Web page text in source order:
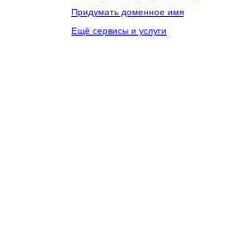
Придумать доменное имя
Ещё сервисы и услуги